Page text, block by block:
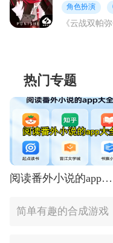
角色扮演
热门专题
阅读番外小说的app大全
简单有趣的合成游戏